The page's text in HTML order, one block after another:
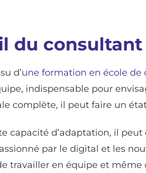
du
d’une formation en école de
indispensable pour
complète, il peut faire un
capacité d’adaptation, il
par le digital et les
travailler en équipe et même